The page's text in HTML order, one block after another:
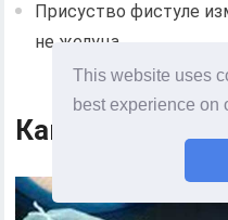
This website uses
best experience on
Присуство фистуле
не желуца.
Како се лечи